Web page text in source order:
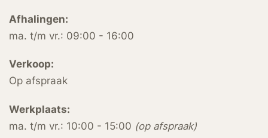
Afhalingen:
ma. t/m vr.: 09:00 - 16:00
Verkoop:
Op afspraak
Werkplaats:
ma. t/m vr.: 10:00 - 15:00 (op afspraak)